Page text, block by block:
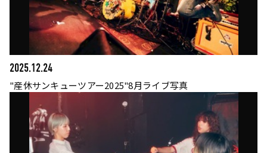
2025.12.24
"産休サンキューツアー2025"8月ライブ写真